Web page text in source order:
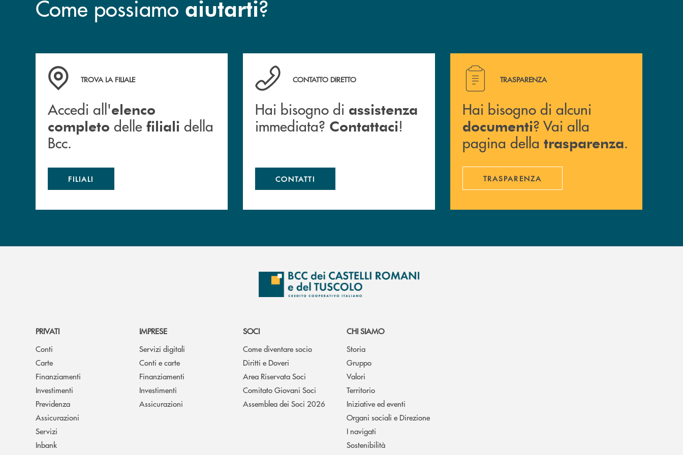
Come possiamo aiutarti?
Accedi all' elenco completo delle filiali della Bcc.
TROVA LA FILIALE
Accedi all'elenco
completo delle filiali della
Bcc.
FILIALI
Hai bisogno di assistenza immediata? Contattaci !
CONTATTO DIRETTO
Hai bisogno di assistenza
immediata? Contattaci!
CONTATTI
Hai bisogno di alcuni documenti ? Vai alla pagina della
TRASPARENZA
Hai bisogno di alcuni
documenti? Vai alla
pagina della trasparenza.
TRASPARENZA
PRIVATI
Conti
Carte
Finanziamenti
Investimenti
Previdenza
Assicurazioni
Servizi
Inbank
IMPRESE
Servizi digitali
Conti e carte
Finanziamenti
Investimenti
Assicurazioni
SOCI
Come diventare socio
Diritti e Doveri
Area Riservata Soci
Comitato Giovani Soci
Assemblea dei Soci 2026
CHI SIAMO
Storia
Gruppo
Valori
Territorio
Iniziative ed eventi
Organi sociali e Direzione
I navigati
Sostenibilità